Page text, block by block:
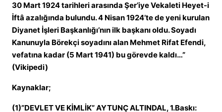
30 Mart 1924 tarihleri arasında Şer’iye Vekaleti Heyet-i
İftâ azalığında bulundu. 4 Nisan 1924’te de yeni kurulan
Diyanet İşleri Başkanlığı’nın ilk başkanı oldu. Soyadı
Kanunuyla Börekçi soyadını alan Mehmet Rifat Efendi,
vefatına kadar (5 Mart 1941) bu görevde kaldı…”
(Vikipedi)
Kaynaklar;
(1)”DEVLET VE KİMLİK” AYTUNÇ ALTINDAL, 1.Baskı: